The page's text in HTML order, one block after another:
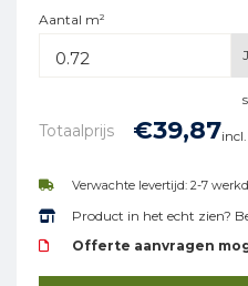
Aantal m²
Totaalprijs €39,87
Verwachte levertijd: 2-7
Product in het echt zien?
Offerte aanvragen